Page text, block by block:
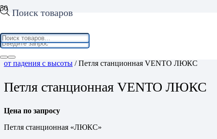
Поиск товаров
Home
от падения с высоты / Петля станционная VENTO ЛЮКС
Петля станционная VENTO ЛЮКС
Цена по запросу
Петля станционная «ЛЮКС»